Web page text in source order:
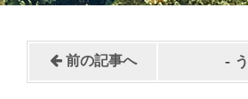
前の記事へ -